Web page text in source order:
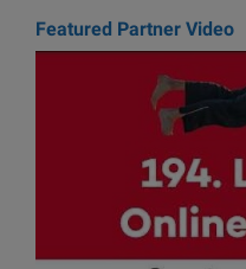
Featured Partner Video